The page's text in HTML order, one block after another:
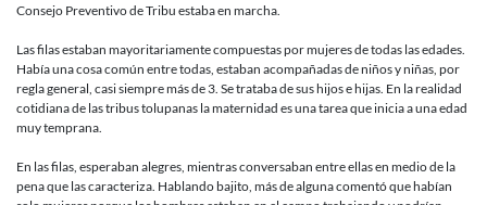
Consejo Preventivo de Tribu estaba en marcha.
Las filas estaban mayoritariamente compuestas por mujeres de todas las edades.
Había una cosa común entre todas, estaban acompañadas de niños y niñas, por
regla general, casi siempre más de 3. Se trataba de sus hijos e hijas. En la realidad
cotidiana de las tribus tolupanas la maternidad es una tarea que inicia a una edad
muy temprana.
En las filas, esperaban alegres, mientras conversaban entre ellas en medio de la
pena que las caracteriza. Hablando bajito, más de alguna comentó que habían